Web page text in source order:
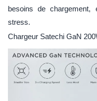
besoins de
stress.
Chargeur Satechi GaN